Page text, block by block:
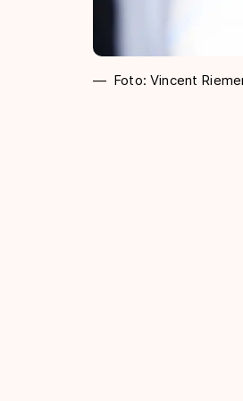
Foto: Vincent